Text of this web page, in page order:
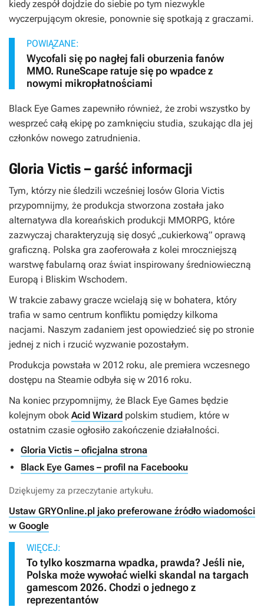
kiedy zespół dojdzie do siebie po tym niezwykle
wyczerpującym okresie, ponownie się spotkają z graczami.
POWIĄZANE:
Wycofali się po nagłej fali oburzenia fanów
MMO. RuneScape ratuje się po wpadce z
nowymi mikropłatnościami
Black Eye Games zapewniło również, że zrobi wszystko by
wesprzeć całą ekipę po zamknięciu studia, szukając dla jej
członków nowego zatrudnienia.
Gloria Victis – garść informacji
Tym, którzy nie śledzili wcześniej losów Gloria Victis
przypomnijmy, że produkcja stworzona została jako
alternatywa dla koreańskich produkcji MMORPG, które
zazwyczaj charakteryzują się dosyć „cukierkową” oprawą
graficzną. Polska gra zaoferowała z kolei mroczniejszą
warstwę fabularną oraz świat inspirowany średniowieczną
Europą i Bliskim Wschodem.
W trakcie zabawy gracze wcielają się w bohatera, który
trafia w samo centrum konfliktu pomiędzy kilkoma
nacjami. Naszym zadaniem jest opowiedzieć się po stronie
jednej z nich i rzucić wyzwanie pozostałym.
Produkcja powstała w 2012 roku, ale premiera wczesnego
dostępu na Steamie odbyła się w 2016 roku.
Na koniec przypomnijmy, że Black Eye Games będzie
kolejnym obok Acid Wizard polskim studiem, które w
ostatnim czasie ogłosiło zakończenie działalności.
Gloria Victis – oficjalna strona
Black Eye Games – profil na Facebooku
Dziękujemy za przeczytanie artykułu.
Ustaw GRYOnline.pl jako preferowane źródło wiadomości
w Google
WIĘCEJ:
To tylko koszmarna wpadka, prawda? Jeśli nie,
Polska może wywołać wielki skandal na targach
gamescom 2026. Chodzi o jednego z
reprezentantów